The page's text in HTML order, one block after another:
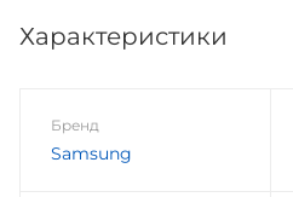
Характеристики
Бренд
Samsung